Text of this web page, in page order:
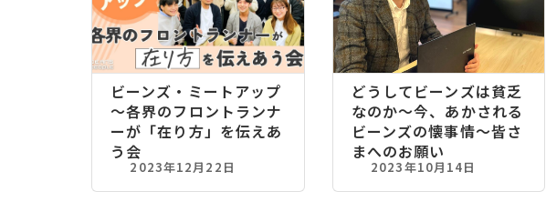
ビーンズ・ミートアップ
～各界のフロントランナ
ーが「在り方」を伝えあ
う会
2023年12月22日
どうしてビーンズは貧乏
なのか～今、あかされる
ビーンズの懐事情～皆さ
まへのお願い
2023年10月14日